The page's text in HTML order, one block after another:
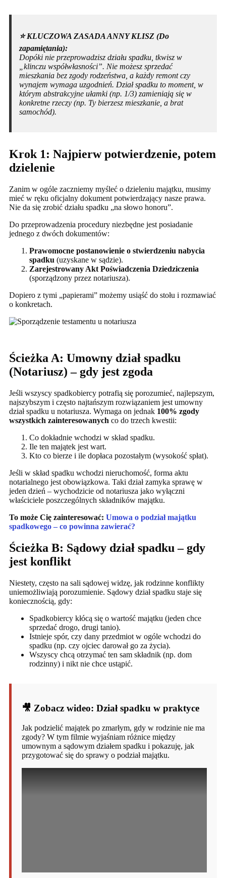
⭐️ KLUCZOWA ZASADA ANNY KLISZ (Do
zapamiętania):
Dopóki nie przeprowadzisz działu spadku, tkwisz w
„klinczu współwłasności”. Nie możesz sprzedać
mieszkania bez zgody rodzeństwa, a każdy remont czy
wynajem wymaga uzgodnień. Dział spadku to moment, w
którym abstrakcyjne ułamki (np. 1/3) zamieniają się w
konkretne rzeczy (np. Ty bierzesz mieszkanie, a brat
samochód).
Krok 1: Najpierw potwierdzenie, potem
dzielenie
Zanim w ogóle zaczniemy myśleć o dzieleniu majątku, musimy
mieć w ręku oficjalny dokument potwierdzający nasze prawa.
Nie da się zrobić działu spadku „na słowo honoru”.
Do przeprowadzenia procedury niezbędne jest posiadanie
jednego z dwóch dokumentów:
Prawomocne postanowienie o stwierdzeniu nabycia
spadku (uzyskane w sądzie).
Zarejestrowany Akt Poświadczenia Dziedziczenia
(sporządzony przez notariusza).
Dopiero z tymi „papierami” możemy usiąść do stołu i rozmawiać
o konkretach.
Ścieżka A: Umowny dział spadku
(Notariusz) – gdy jest zgoda
Jeśli wszyscy spadkobiercy potrafią się porozumieć, najlepszym,
najszybszym i często najtańszym rozwiązaniem jest umowny
dział spadku u notariusza. Wymaga on jednak 100% zgody
wszystkich zainteresowanych co do trzech kwestii:
Co dokładnie wchodzi w skład spadku.
Ile ten majątek jest wart.
Kto co bierze i ile dopłaca pozostałym (wysokość spłat).
Jeśli w skład spadku wchodzi nieruchomość, forma aktu
notarialnego jest obowiązkowa. Taki dział zamyka sprawę w
jeden dzień – wychodzicie od notariusza jako wyłączni
właściciele poszczególnych składników majątku.
To może Cię zainteresować: Umowa o podział majątku
spadkowego – co powinna zawierać?
Ścieżka B: Sądowy dział spadku – gdy
jest konflikt
Niestety, często na sali sądowej widzę, jak rodzinne konflikty
uniemożliwiają porozumienie. Sądowy dział spadku staje się
koniecznością, gdy:
Spadkobiercy kłócą się o wartość majątku (jeden chce
sprzedać drogo, drugi tanio).
Istnieje spór, czy dany przedmiot w ogóle wchodzi do
spadku (np. czy ojciec darował go za życia).
Wszyscy chcą otrzymać ten sam składnik (np. dom
rodzinny) i nikt nie chce ustąpić.
🎥 Zobacz wideo: Dział spadku w praktyce
Jak podzielić majątek po zmarłym, gdy w rodzinie nie ma
zgody? W tym filmie wyjaśniam różnice między
umownym a sądowym działem spadku i pokazuję, jak
przygotować się do sprawy o podział majątku.